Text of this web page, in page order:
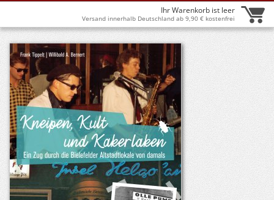
Ihr Warenkorb ist leer
Versand innerhalb Deutschland ab 9,90 € kostenfrei